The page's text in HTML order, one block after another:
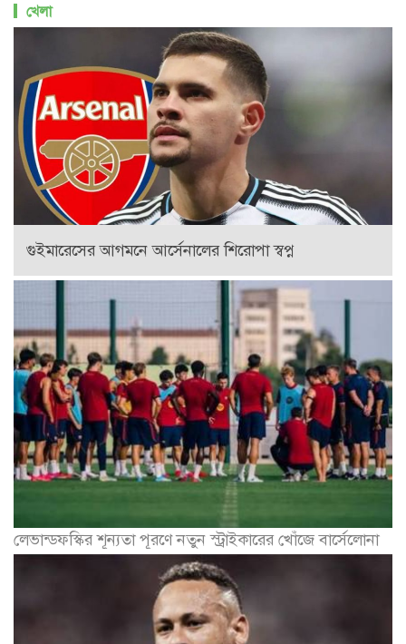
খেলা
গুইমারেসের আগমনে আর্সেনালের শিরোপা স্বপ্ন
লেভান্ডফস্কির শূন্যতা পূরণে নতুন স্ট্রাইকারের খোঁজে বার্সেলোনা